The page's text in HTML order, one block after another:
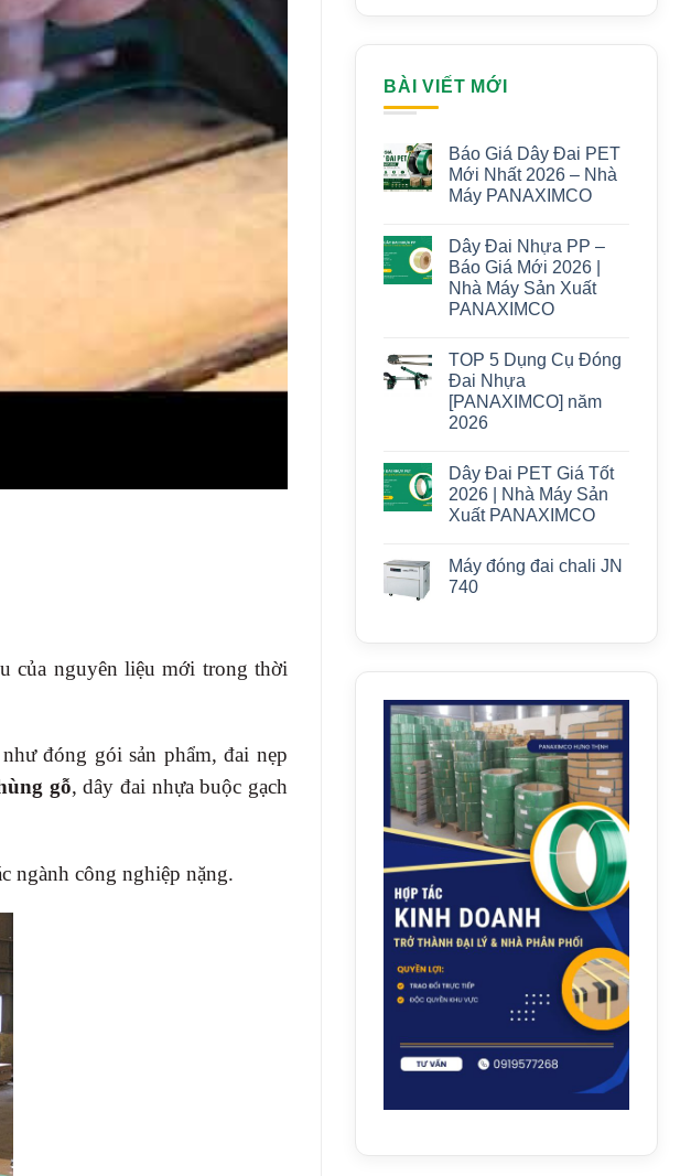
của nguyên liệu mới trong thời
đóng gói sản phẩm, đai nẹp
gỗ, dây đai nhựa buộc gạch
ngành công nghiệp nặng.
BÀI VIẾT MỚI
Báo Giá Dây Đai PET
Mới Nhất 2026 – Nhà
Máy PANAXIMCO
Dây Đai Nhựa PP –
Báo Giá Mới 2026 |
Nhà Máy Sản Xuất
PANAXIMCO
TOP 5 Dụng Cụ Đóng
Đai Nhựa
[PANAXIMCO] năm
2026
Dây Đai PET Giá Tốt
2026 | Nhà Máy Sản
Xuất PANAXIMCO
Máy đóng đai chali JN
740